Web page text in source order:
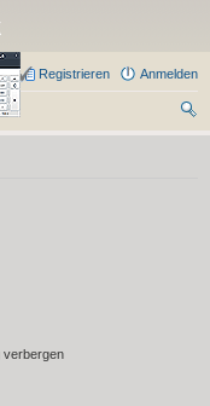
Anmelden
Registrieren
uc
verbergen